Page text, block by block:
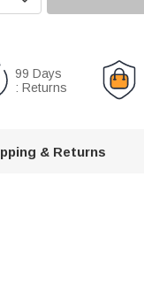
99 Days
: Returns
& Returns